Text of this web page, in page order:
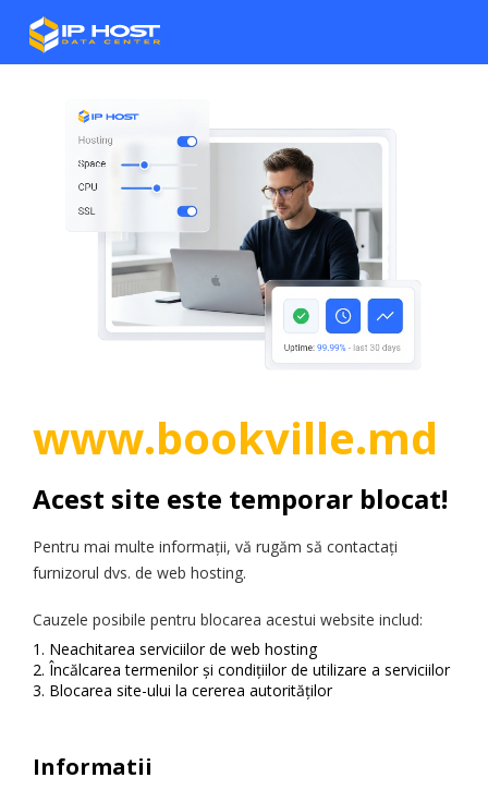
www.bookville.md
Acest site este temporar blocat!
Pentru mai multe informații, vă rugăm să contactați
furnizorul dvs. de web hosting.
Cauzele posibile pentru blocarea acestui website includ:
Neachitarea serviciilor de web hosting
Încălcarea termenilor și condițiilor de utilizare a serviciilor
Blocarea site-ului la cererea autorităților
Informatii